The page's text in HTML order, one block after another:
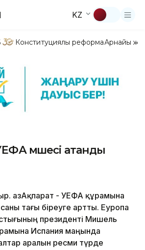
KZ
Конституциялық реформаАрнайы
мүшесі атанды
ҚазАқпарат - УЕФА құрамына
саны тағы біреуге артты. Еуропа
президенті Мишель
Испания маңында
аралын ресми түрде